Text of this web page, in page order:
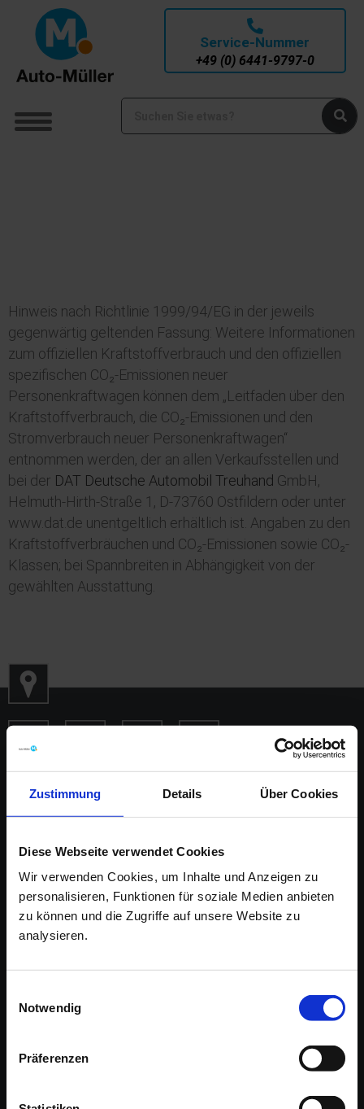
Zustimmung Details Über Cookies
Diese Webseite verwendet Cookies
Wir verwenden Cookies, um Inhalte und Anzeigen zu
personalisieren, Funktionen für soziale Medien anbieten
zu können und die Zugriffe auf unsere Website zu
analysieren.
Notwendig
Präferenzen
Hinweis nach Richtlinie 1999/94/EG in der jeweils
gegenwärtig geltenden Fassung: Weitere Informationen
zum offiziellen Kraftstoffverbrauch und den offiziellen
spezifischen CO₂-Emissionen neuer
Personenkraftwagen können dem „Leitfaden über den
Kraftstoffverbrauch, die CO₂-Emissionen und den
Stromverbrauch neuer Personenkraftwagen“
entnommen werden, der an allen Verkaufsstellen und
bei der DAT Deutsche Automobil Treuhand GmbH,
Helmuth-Hirth-Straße 1, D-73760 Ostfildern oder unter
www.dat.de unentgeltlich erhältlich ist. Angaben zu den
Kraftstoffverbräuchen und CO₂-Emissionen sowie CO₂-
Klassen; bei Spannbreiten in Abhängigkeit von der
gewählten Ausstattung.
Service-Nummer
+49 (0) 6441-9797-0
Auto-Müller GmbH & Co. KG
Hessenstrasse 1
35625 Hüttenberg
Tel. +49 6441-9797-0
info@auto-mueller-online.de